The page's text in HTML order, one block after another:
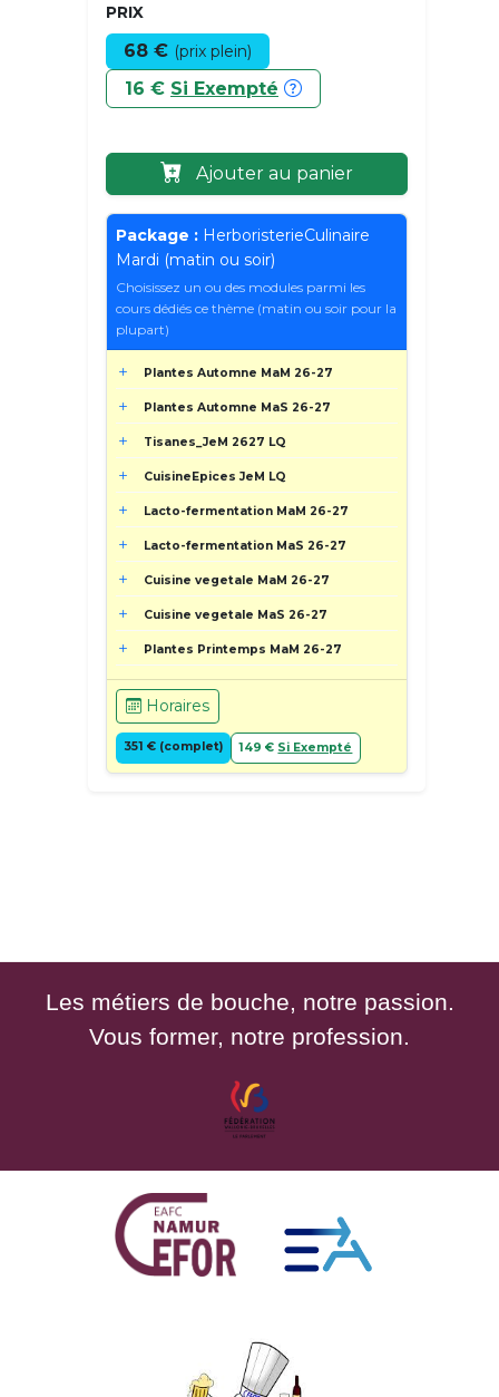
PRIX
68 € (prix plein)
16 € Si Exempté
Ajouter au panier
Package : HerboristerieCulinaire
Mardi (matin ou soir)
Choisissez un ou des modules parmi les
cours dédiés ce thème (matin ou soir pour la
plupart)
Plantes Automne MaM 26-27
Plantes Automne MaS 26-27
Tisanes_JeM 2627 LQ
CuisineEpices JeM LQ
Lacto-fermentation MaM 26-27
Lacto-fermentation MaS 26-27
Cuisine vegetale MaM 26-27
Cuisine vegetale MaS 26-27
Plantes Printemps MaM 26-27
Horaires
351 € (complet) 149 € Si Exempté
Les métiers de bouche, notre passion.
Vous former, notre profession.